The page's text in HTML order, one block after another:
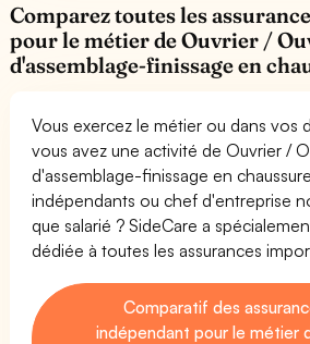
Comparez toutes les
pour le métier de Ouvrier /
d'assemblage-finissage en
Vous exercez le métier ou dans vos
vous avez une activité de Ouvrier /
d'assemblage-finissage en
indépendants ou chef d'entreprise
que salarié ? SideCare a
dédiée à toutes les assurances
Comparatif des
indépendant pour le métier